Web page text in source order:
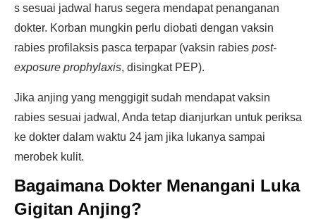
s sesuai jadwal harus segera mendapat penanganan
dokter. Korban mungkin perlu diobati dengan vaksin
rabies profilaksis pasca terpapar (vaksin rabies post-
exposure prophylaxis, disingkat PEP).
Jika anjing yang menggigit sudah mendapat vaksin
rabies sesuai jadwal, Anda tetap dianjurkan untuk periksa
ke dokter dalam waktu 24 jam jika lukanya sampai
merobek kulit.
Bagaimana Dokter Menangani Luka
Gigitan Anjing?